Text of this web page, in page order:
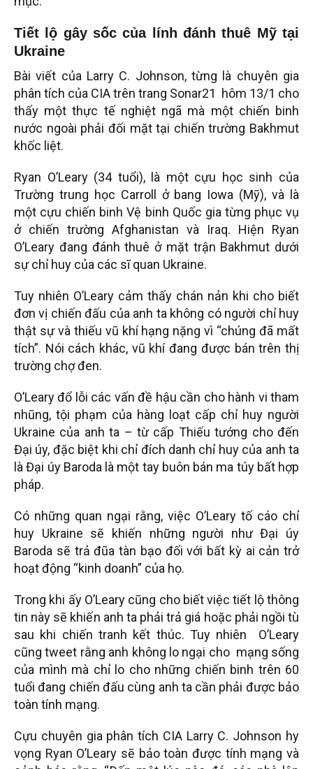
Tiết lộ gây sốc của lính đánh thuê Mỹ tại
Ukraine
Bài viết của Larry C. Johnson, từng là chuyên gia
phân tích của CIA trên trang Sonar21 hôm 13/1 cho
thấy một thực tế nghiệt ngã mà một chiến binh
nước ngoài phải đối mặt tại chiến trường Bakhmut
khốc liệt.
Ryan O’Leary (34 tuổi), là một cựu học sinh của
Trường trung học Carroll ở bang Iowa (Mỹ), và là
một cựu chiến binh Vệ binh Quốc gia từng phục vụ
ở chiến trường Afghanistan và Iraq. Hiện Ryan
O’Leary đang đánh thuê ở mặt trận Bakhmut dưới
sự chỉ huy của các sĩ quan Ukraine.
Tuy nhiên O’Leary cảm thấy chán nản khi cho biết
đơn vị chiến đấu của anh ta không có người chỉ huy
thật sự và thiếu vũ khí hạng nặng vì “chúng đã mất
tích”. Nói cách khác, vũ khí đang được bán trên thị
trường chợ đen.
O’Leary đổ lỗi các vấn đề hậu cần cho hành vi tham
nhũng, tội phạm của hàng loạt cấp chỉ huy người
Ukraine của anh ta – từ cấp Thiếu tướng cho đến
Đại úy, đặc biệt khi chỉ đích danh chỉ huy của anh ta
là Đại úy Baroda là một tay buôn bán ma túy bất hợp
pháp.
Có những quan ngại rằng, việc O’Leary tố cáo chỉ
huy Ukraine sẽ khiến những người như Đại úy
Baroda sẽ trả đũa tàn bạo đối với bất kỳ ai cản trở
hoạt động “kinh doanh” của họ.
Trong khi ấy O’Leary cũng cho biết việc tiết lộ thông
tin này sẽ khiến anh ta phải trả giá hoặc phải ngồi tù
sau khi chiến tranh kết thúc. Tuy nhiên O’Leary
cũng tweet rằng anh không lo ngại cho mạng sống
của mình mà chỉ lo cho những chiến binh trên 60
tuổi đang chiến đấu cùng anh ta cần phải được bảo
toàn tính mạng.
Cựu chuyên gia phân tích CIA Larry C. Johnson hy
vọng Ryan O’Leary sẽ bảo toàn được tính mạng và